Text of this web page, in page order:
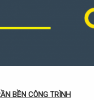
BỀN CÔNG TRÌNH